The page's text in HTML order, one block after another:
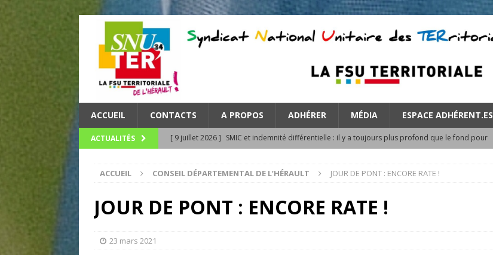
ACCUEIL CONTACTS A PROPOS ADHÉRER MÉDIA ESPACE ADHÉRENT.ES
ACTUALITÉS [ 9 juillet 2026 ] SMIC et indemnité différentielle : il y a toujours plus profond que le fond pour
[ 8 juillet 2026 ] Canicule, incendie : protéger les agent·es, reconnaître les engagements
UNCATEGORIZED
ACCUEIL CONSEIL DÉPARTEMENTAL DE L’HÉRAULT JOUR DE PONT : ENCORE RATE !
JOUR DE PONT : ENCORE RATE !
23 mars 2021